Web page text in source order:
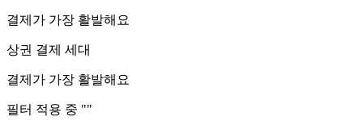
결제가 가장 활발해요
상권 결제 세대
결제가 가장 활발해요
필터 적용 중 ""